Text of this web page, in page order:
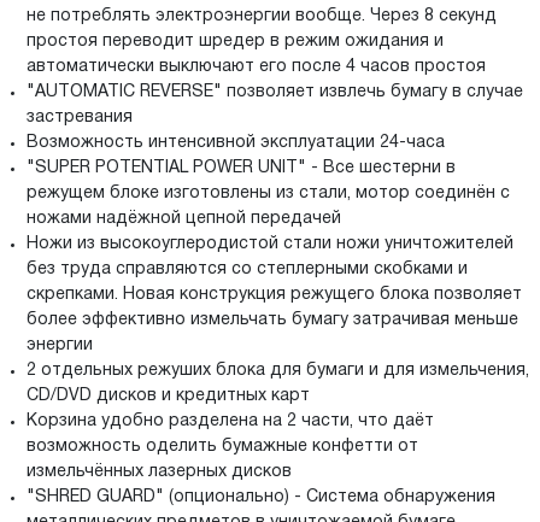
не потреблять электроэнергии вообще. Через 8 секунд
простоя переводит шредер в режим ожидания и
автоматически выключают его после 4 часов простоя
"AUTOMATIC REVERSE" позволяет извлечь бумагу в случае
застревания
Возможность интенсивной эксплуатации 24-часа
"SUPER POTENTIAL POWER UNIT" - Все шестерни в
режущем блоке изготовлены из стали, мотор соединён с
ножами надёжной цепной передачей
Ножи из высокоуглеродистой стали ножи уничтожителей
без труда справляются со степлерными скобками и
скрепками. Новая конструкция режущего блока позволяет
более эффективно измельчать бумагу затрачивая меньше
энергии
2 отдельных режуших блока для бумаги и для измельчения,
CD/DVD дисков и кредитных карт
Корзина удобно разделена на 2 части, что даёт
возможность оделить бумажные конфетти от
измельчённых лазерных дисков
"SHRED GUARD" (опционально) - Система обнаружения